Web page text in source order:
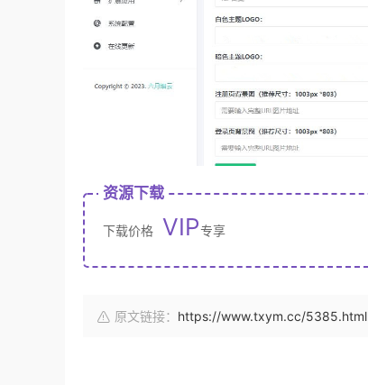
资源下载
下载价格 VIP专享
原文链接： https://www.txym.cc/5385.html